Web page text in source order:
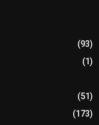
(93)
(1)
(51)
(173)